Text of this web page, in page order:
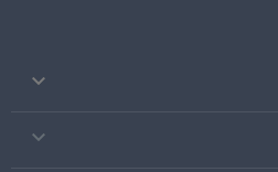

